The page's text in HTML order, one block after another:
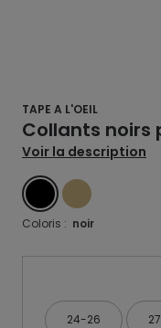
TAPE A L'OEIL
Collants noirs
Voir la description
NOIRBEIGE
Coloris : noir
24-26